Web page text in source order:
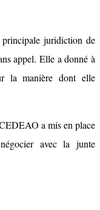
juridiction de
appel. Elle a donné à
la manière dont elle
a mis en place
avec la junte